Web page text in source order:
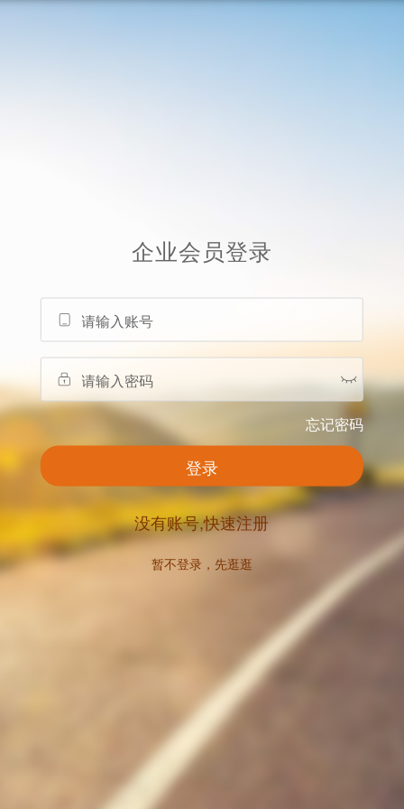
企业会员登录
忘记密码
登录
没有账号,快速注册
暂不登录，先逛逛